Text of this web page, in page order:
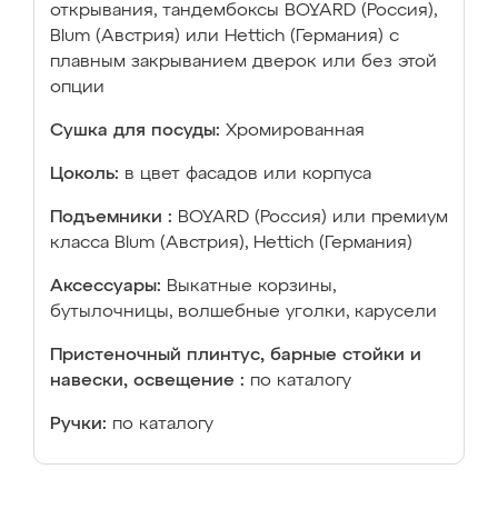
открывания, тандембоксы BOYARD (Россия),
Blum (Австрия) или Hettich (Германия) с
плавным закрыванием дверок или без этой
опции
Сушка для посуды: Хромированная
Цоколь: в цвет фасадов или корпуса
Подъемники : BOYARD (Россия) или премиум
класса Blum (Австрия), Hettich (Германия)
Аксессуары: Выкатные корзины,
бутылочницы, волшебные уголки, карусели
Пристеночный плинтус, барные стойки и
навески, освещение : по каталогу
Ручки: по каталогу